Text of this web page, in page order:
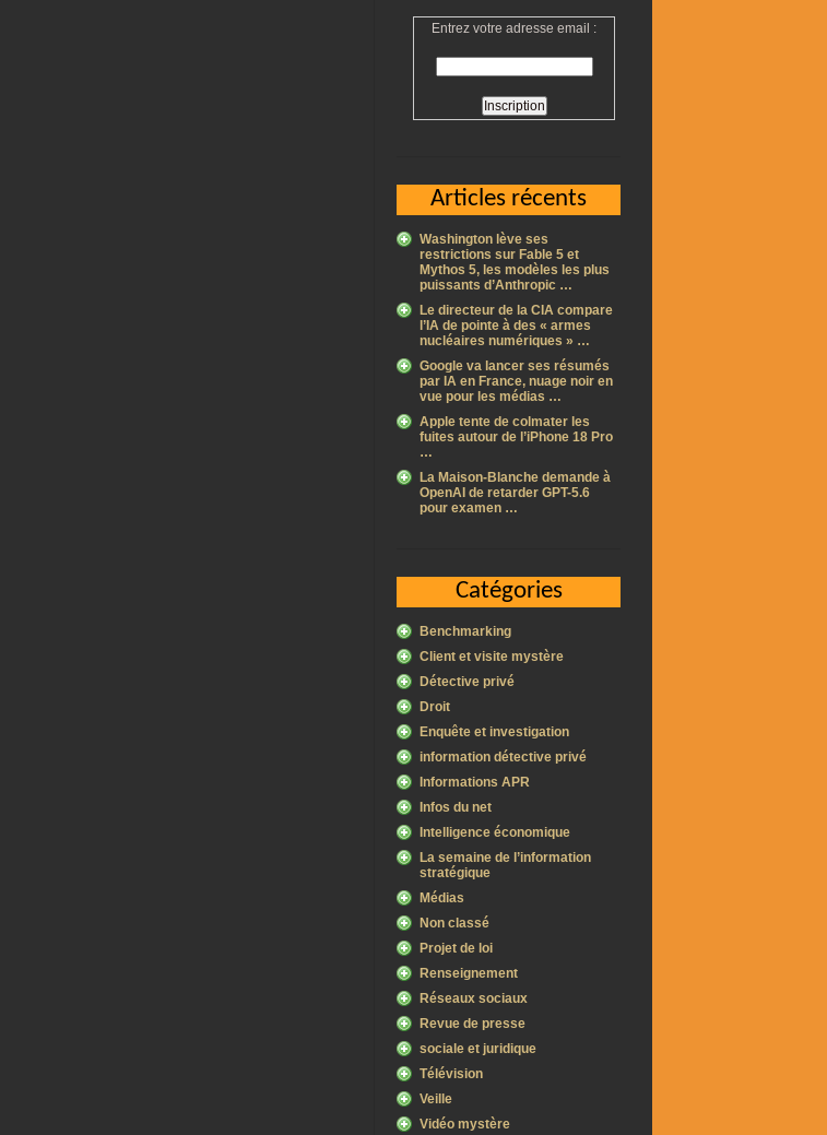
Entrez votre adresse email :
Articles récents
Washington lève ses
restrictions sur Fable 5 et
Mythos 5, les modèles les plus
puissants d’Anthropic …
Le directeur de la CIA compare
l’IA de pointe à des « armes
nucléaires numériques » …
Google va lancer ses résumés
par IA en France, nuage noir en
vue pour les médias …
Apple tente de colmater les
fuites autour de l’iPhone 18 Pro
…
La Maison-Blanche demande à
OpenAI de retarder GPT-5.6
pour examen …
Catégories
Benchmarking
Client et visite mystère
Détective privé
Droit
Enquête et investigation
information détective privé
Informations APR
Infos du net
Intelligence économique
La semaine de l’information
stratégique
Médias
Non classé
Projet de loi
Renseignement
Réseaux sociaux
Revue de presse
sociale et juridique
Télévision
Veille
Vidéo mystère